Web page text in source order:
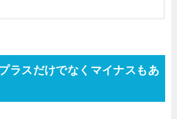
ラスだけでなくマイナスもあ